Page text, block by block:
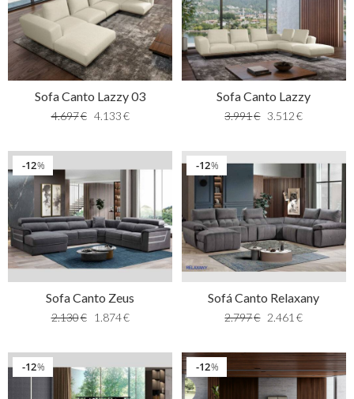
Sofa Canto Lazzy 03
4.697€ 4.133€
Sofa Canto Lazzy
3.991€ 3.512 €
%
12
Sofa Canto Zeus
2.130€ 1.874€
%
12
Sofá Canto Relaxany
2.797€ 2.461 €
%
12 %
12